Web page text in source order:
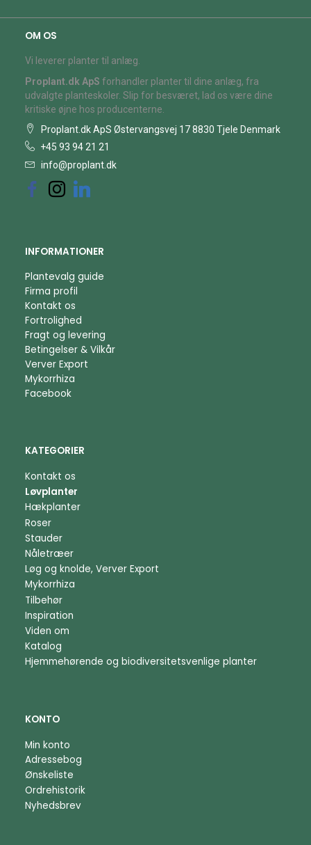
OM OS
Vi leverer planter til anlæg.
Proplant.dk ApS forhandler planter til dine anlæg, fra
udvalgte planteskoler. Slip for besværet, lad os være dine
kritiske øjne hos producenterne.
Proplant.dk ApS Østervangsvej 17 8830 Tjele Denmark
+45 93 94 21 21
info@proplant.dk
INFORMATIONER
Plantevalg guide
Firma profil
Kontakt os
Fortrolighed
Fragt og levering
Betingelser & Vilkår
Verver Export
Mykorrhiza
Facebook
KATEGORIER
Kontakt os
Løvplanter
Hækplanter
Roser
Stauder
Nåletræer
Løg og knolde, Verver Export
Mykorrhiza
Tilbehør
Inspiration
Viden om
Katalog
Hjemmehørende og biodiversitetsvenlige planter
KONTO
Min konto
Adressebog
Ønskeliste
Ordrehistorik
Nyhedsbrev